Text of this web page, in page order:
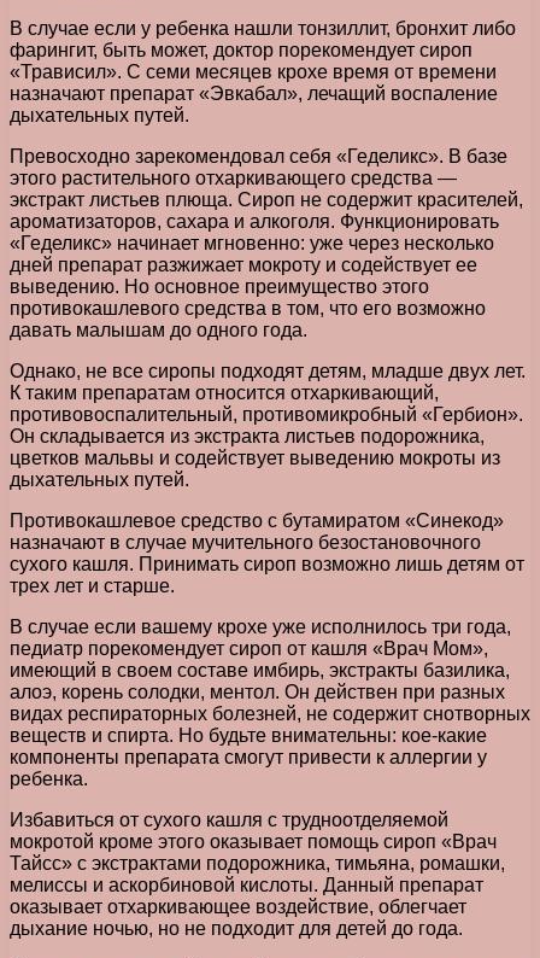
В случае если у ребенка нашли тонзиллит, бронхит либо
фарингит, быть может, доктор порекомендует сироп
«Трависил». С семи месяцев крохе время от времени
назначают препарат «Эвкабал», лечащий воспаление
дыхательных путей.
Превосходно зарекомендовал себя «Геделикс». В базе
этого растительного отхаркивающего средства —
экстракт листьев плюща. Сироп не содержит красителей,
ароматизаторов, сахара и алкоголя. Функционировать
«Геделикс» начинает мгновенно: уже через несколько
дней препарат разжижает мокроту и содействует ее
выведению. Но основное преимущество этого
противокашлевого средства в том, что его возможно
давать малышам до одного года.
Однако, не все сиропы подходят детям, младше двух лет.
К таким препаратам относится отхаркивающий,
противовоспалительный, противомикробный «Гербион».
Он складывается из экстракта листьев подорожника,
цветков мальвы и содействует выведению мокроты из
дыхательных путей.
Противокашлевое средство с бутамиратом «Синекод»
назначают в случае мучительного безостановочного
сухого кашля. Принимать сироп возможно лишь детям от
трех лет и старше.
В случае если вашему крохе уже исполнилось три года,
педиатр порекомендует сироп от кашля «Врач Мом»,
имеющий в своем составе имбирь, экстракты базилика,
алоэ, корень солодки, ментол. Он действен при разных
видах респираторных болезней, не содержит снотворных
веществ и спирта. Но будьте внимательны: кое-какие
компоненты препарата смогут привести к аллергии у
ребенка.
Избавиться от сухого кашля с трудноотделяемой
мокротой кроме этого оказывает помощь сироп «Врач
Тайсс» с экстрактами подорожника, тимьяна, ромашки,
мелиссы и аскорбиновой кислоты. Данный препарат
оказывает отхаркивающее воздействие, облегчает
дыхание ночью, но не подходит для детей до года.